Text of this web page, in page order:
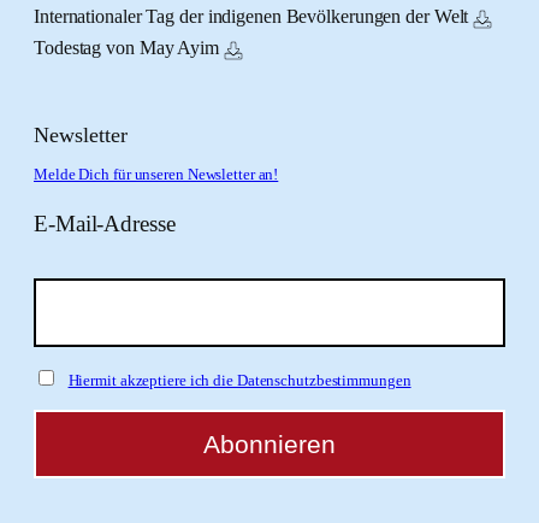
Internationaler Tag der indigenen Bevölkerungen der Welt
Todestag von May Ayim
Newsletter
Melde Dich für unseren Newsletter an!
E-Mail-Adresse
Hiermit akzeptiere ich die Datenschutzbestimmungen